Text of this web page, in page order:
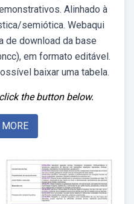
Alinhado à
semiótica. Webaqui
de download da base
em formato editável.
baixar uma tabela.
the button below.